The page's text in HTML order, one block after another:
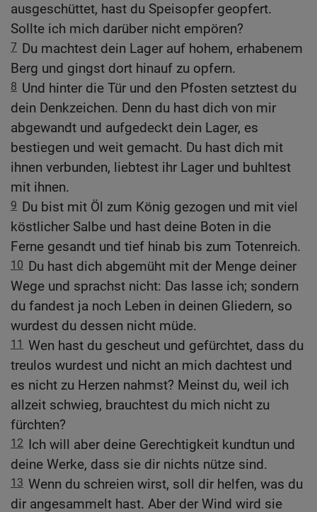
ausgeschüttet, hast du Speisopfer geopfert.
Sollte ich mich darüber nicht empören?
7 Du machtest dein Lager auf hohem, erhabenem
Berg und gingst dort hinauf zu opfern.
8 Und hinter die Tür und den Pfosten setztest du
dein Denkzeichen. Denn du hast dich von mir
abgewandt und aufgedeckt dein Lager, es
bestiegen und weit gemacht. Du hast dich mit
ihnen verbunden, liebtest ihr Lager und buhltest
mit ihnen.
9 Du bist mit Öl zum König gezogen und mit viel
köstlicher Salbe und hast deine Boten in die
Ferne gesandt und tief hinab bis zum Totenreich.
10 Du hast dich abgemüht mit der Menge deiner
Wege und sprachst nicht: Das lasse ich; sondern
du fandest ja noch Leben in deinen Gliedern, so
wurdest du dessen nicht müde.
11 Wen hast du gescheut und gefürchtet, dass du
treulos wurdest und nicht an mich dachtest und
es nicht zu Herzen nahmst? Meinst du, weil ich
allzeit schwieg, brauchtest du mich nicht zu
fürchten?
12 Ich will aber deine Gerechtigkeit kundtun und
deine Werke, dass sie dir nichts nütze sind.
13 Wenn du schreien wirst, soll dir helfen, was du
dir angesammelt hast. Aber der Wind wird sie